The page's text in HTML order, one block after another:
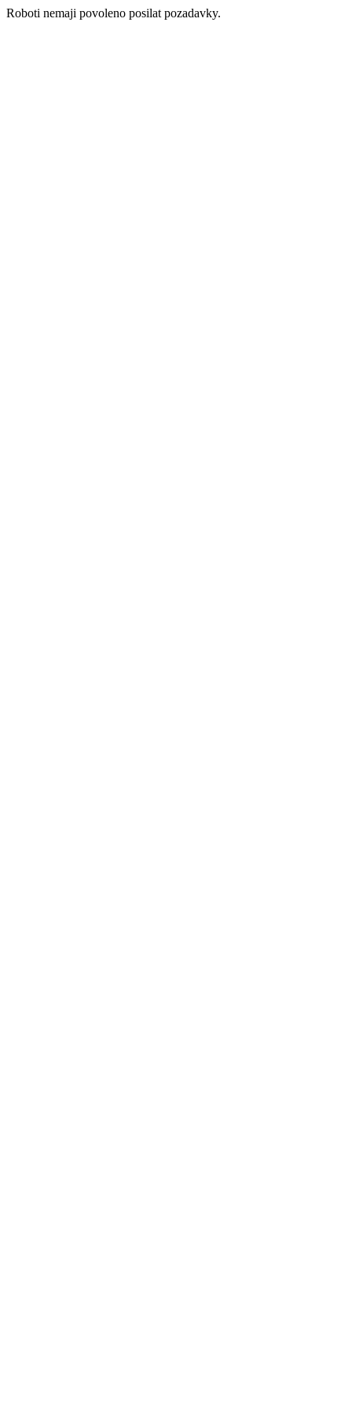
Roboti nemaji povoleno posilat pozadavky.